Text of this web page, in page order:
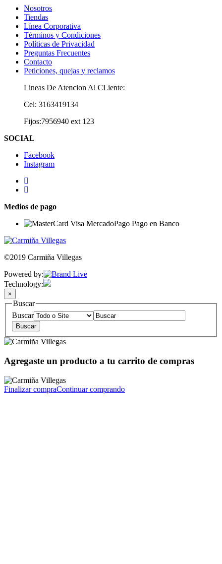
Nosotros
Tiendas
Línea Corporativa
Términos y Condiciones
Políticas de Privacidad
Preguntas Frecuentes
Contacto
Peticiones, quejas y reclamos
Lineas De Atencion Al CLiente:
Cel: 3163419134
Fijos:7956940 ext 123
SOCIAL
Facebook
Instagram
Medios de pago
©2019 Carmiña Villegas
Powered by:
Technology:
×
Buscar
Buscar
Agregaste un producto a tu carrito de compras
Finalizar compraContinuar comprando